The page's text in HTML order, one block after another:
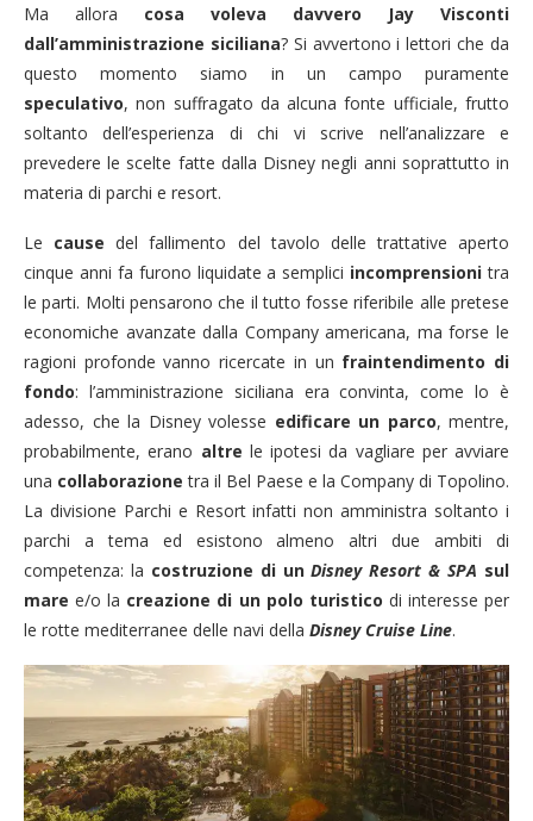
Ma allora cosa voleva davvero Jay Visconti
dall’amministrazione siciliana? Si avvertono i lettori che da
questo momento siamo in un campo puramente
speculativo, non suffragato da alcuna fonte ufficiale, frutto
soltanto dell’esperienza di chi vi scrive nell’analizzare e
prevedere le scelte fatte dalla Disney negli anni soprattutto in
materia di parchi e resort.
Le cause del fallimento del tavolo delle trattative aperto
cinque anni fa furono liquidate a semplici incomprensioni tra
le parti. Molti pensarono che il tutto fosse riferibile alle pretese
economiche avanzate dalla Company americana, ma forse le
ragioni profonde vanno ricercate in un fraintendimento di
fondo: l’amministrazione siciliana era convinta, come lo è
adesso, che la Disney volesse edificare un parco, mentre,
probabilmente, erano altre le ipotesi da vagliare per avviare
una collaborazione tra il Bel Paese e la Company di Topolino.
La divisione Parchi e Resort infatti non amministra soltanto i
parchi a tema ed esistono almeno altri due ambiti di
competenza: la costruzione di unDisney Resort & SPA sul
mare e/o la creazione di un polo turistico di interesse per
le rotte mediterranee delle navi della Disney Cruise Line.